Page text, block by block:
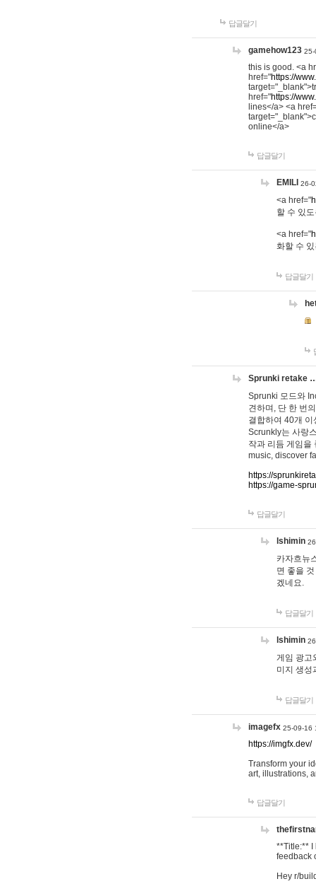
답글달기
gamehow123 25-
this is good. <a
href="https://
href="https://
lines</a> <a
online</a>
답글달기
EMILI 26-
<a href="
할 수 있
<a href="
화할 수
답글달기
Sprunki retake
Sprunki 모드와
견하며, 단 한 번
결합하여 40개
Scrunkly는 사랑
작과 리듬 게임을
music, discover
https://
https://game-
답글달기
lshimin
카자흐뉴
면 좋을
겠네요.
답글달기
lshimin
게임 광고
미지 생성
답글달기
imagefx 25-09-16
https://imgfx.dev/
Transform your
art, illustrations,
답글달기
**Title:** I
feedback
Hey r/